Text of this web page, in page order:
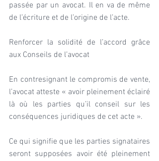
passée par un avocat. Il en va de même
de l’écriture et de l’origine de l’acte.
Renforcer la solidité de l’accord grâce
aux Conseils de l’avocat
En contresignant le compromis de vente,
l’avocat atteste « avoir pleinement éclairé
là où les parties qu’il conseil sur les
conséquences juridiques de cet acte ».
Ce qui signifie que les parties signataires
seront supposées avoir été pleinement